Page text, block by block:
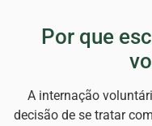
Por que
A internação
decisão de se tratar